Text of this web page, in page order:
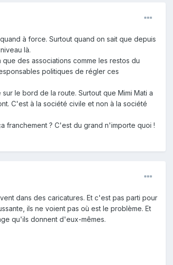
à force. Surtout quand on sait que depuis
là.
des associations comme les restos du
politiques de régler ces
le bord de la route. Surtout que Mimi Mati a
C'est à la société civile et non à la société
franchement ? C'est du grand n'importe quoi !
dans des caricatures. Et c'est pas parti pour
ils ne voient pas où est le problème. Et
qu'ils donnent d'eux-mêmes.